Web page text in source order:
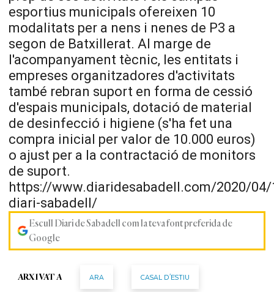
esportius municipals ofereixen 10
modalitats per a nens i nenes de P3 a
segon de Batxillerat. Al marge de
l'acompanyament tècnic, les entitats i
empreses organitzadores d'activitats
també rebran suport en forma de cessió
d'espais municipals, dotació de material
de desinfecció i higiene (s'ha fet una
compra inicial per valor de 10.000 euros)
o ajust per a la contractació de monitors
de suport.
https://www.diaridesabadell.com/2020/
diari-sabadell/
Escull Diari de Sabadell com la teva font preferida de
Google
ARXIVAT A ARA CASAL D'ESTIU